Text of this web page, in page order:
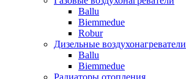
Ballu
Biemmedue
Robur
Дизельные воздухонагреватели
Ballu
Biemmedue
Радиаторы отопления